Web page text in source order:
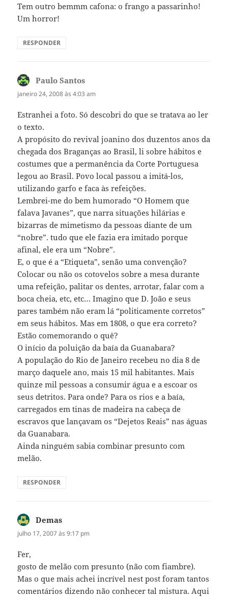
Tem outro bemmm cafona: o frango a passarinho!
Um horror!
RESPONDER
Paulo Santos
janeiro 24, 2008 às 4:03 am
Estranhei a foto. Só descobri do que se tratava ao ler
o texto.
A propósito do revival joanino dos duzentos anos da
chegada dos Braganças ao Brasil, li sobre hábitos e
costumes que a permanência da Corte Portuguesa
legou ao Brasil. Povo local passou a imitá-los,
utilizando garfo e faca às refeições.
Lembrei-me do bem humorado “O Homem que
falava Javanes”, que narra situações hilárias e
bizarras de mimetismo da pessoas diante de um
“nobre”. tudo que ele fazia era imitado porque
afinal, ele era um “Nobre”.
E, o que é a “Etiqueta”, senão uma convenção?
Colocar ou não os cotovelos sobre a mesa durante
uma refeição, palitar os dentes, arrotar, falar com a
boca cheia, etc, etc… Imagino que D. João e seus
pares também não eram lá “politicamente corretos”
em seus hábitos. Mas em 1808, o que era correto?
Estão comemorando o quê?
O início da poluição da baía da Guanabara?
A população do Rio de Janeiro recebeu no dia 8 de
março daquele ano, mais 15 mil habitantes. Mais
quinze mil pessoas a consumir água e a escoar os
seus detritos. Para onde? Para os rios e a baía,
carregados em tinas de madeira na cabeça de
escravos que lançavam os “Dejetos Reais” nas águas
da Guanabara.
Ainda ninguém sabia combinar presunto com
melão.
RESPONDER
Demas
julho 17, 2007 às 9:17 pm
Fer,
gosto de melão com presunto (não com fiambre).
Mas o que mais achei incrível nest post foram tantos
comentários dizendo não conhecer tal mistura. Aqui